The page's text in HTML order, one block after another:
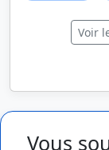
Voir
Vous